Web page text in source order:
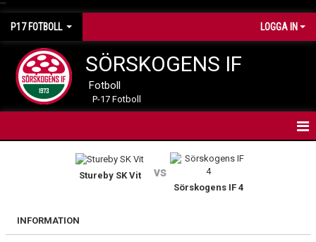
""
P17 FOTBOLL LOGGA IN
SÖRSKOGENS IF
Fotboll
P-17 Fotboll
KALENDER
Stureby SK Vit vs
Sörskogens IF 4
INFORMATION